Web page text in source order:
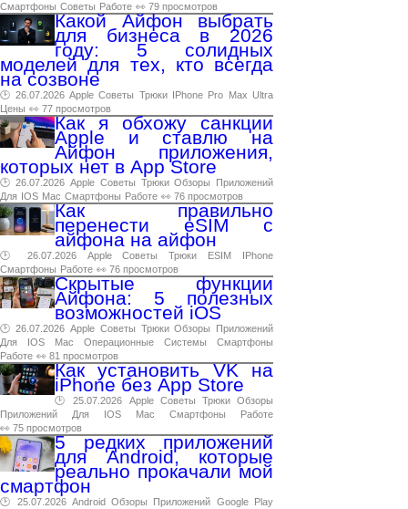
Смартфоны Советы Работе 👀 79 просмотров
Какой Айфон выбрать
для бизнеса в 2026
году: 5 солидных
моделей для тех, кто всегда
на созвоне
🕑 26.07.2026 Apple Советы Трюки IPhone Pro Max Ultra
Цены 👀 77 просмотров
Как я обхожу санкции
Apple и ставлю на
Айфон приложения,
которых нет в App Store
🕑 26.07.2026 Apple Советы Трюки Обзоры
Приложений
Для IOS Mac Смартфоны Работе 👀 76 просмотров
Как правильно
перенести eSIM с
айфона на айфон
🕑 26.07.2026 Apple Советы Трюки ESIM
IPhone
Смартфоны Работе 👀 76 просмотров
Скрытые функции
Айфона: 5 полезных
возможностей iOS
🕑 26.07.2026 Apple Советы Трюки Обзоры
Приложений
Для
IOS Mac Операционные Системы
Смартфоны
Работе 👀 81 просмотров
Как установить VK на
iPhone без App Store
🕑 25.07.2026 Apple Советы Трюки Обзоры
Приложений
Для IOS Mac Смартфоны
Работе
👀 75 просмотров
5 редких приложений
для Android, которые
реально прокачали мой
смартфон
🕑 25.07.2026 Android Обзоры Приложений Google
Play